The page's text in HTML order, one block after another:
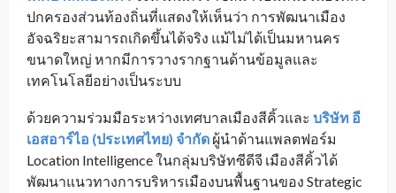
ปกครองส่วนท้องถิ่นที่แสดงให้เห็นว่า การพัฒนาเมือง
อัจฉริยะสามารถเกิดขึ้นได้จริง แม้ไม่ได้เป็นมหานคร
ขนาดใหญ่ หากมีการวางรากฐานด้านข้อมูลและ
เทคโนโลยีอย่างเป็นระบบ
ด้วยความร่วมมือระหว่างเทศบาลเมืองสีคิ้วและ บริษัท อี
เอสอาร์ไอ (ประเทศไทย) จำกัด ผู้นำด้านแพลตฟอร์ม
Location Intelligence ในกลุ่มบริษัทซีดีจี เมืองสีคิ้วได้
พัฒนาแนวทางการบริหารเมืองบนพื้นฐานของ Strategic